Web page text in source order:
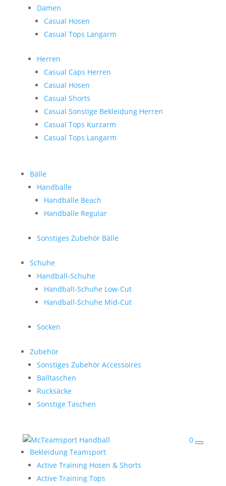
Damen
Casual Hosen
Casual Tops Langarm
Herren
Casual Caps Herren
Casual Hosen
Casual Shorts
Casual Sonstige Bekleidung Herren
Casual Tops Kurzarm
Casual Tops Langarm
Bälle
Handbälle
Handbälle Beach
Handbälle Regular
Sonstiges Zubehör Bälle
Schuhe
Handball-Schuhe
Handball-Schuhe Low-Cut
Handball-Schuhe Mid-Cut
Socken
Zubehör
Sonstiges Zubehör Accessoires
Balltaschen
Rucksäcke
Sonstige Taschen
0
Bekleidung Teamsport
Active Training Hosen & Shorts
Active Training Tops